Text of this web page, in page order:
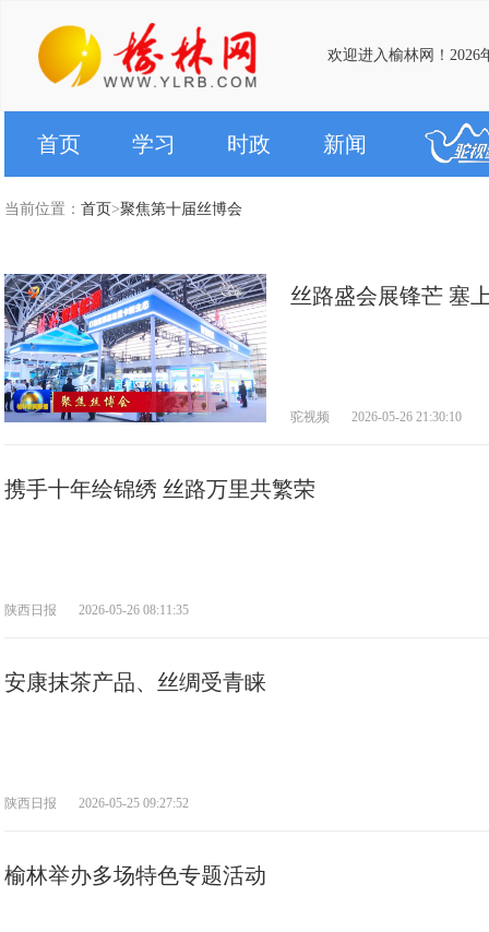
欢迎进入榆林网！2026
首页 学习 时政 新闻
当前位置： 首页>聚焦第十届丝博会
丝路盛会展锋芒 塞
驼视频 2026-05-26 21:30:10
携手十年绘锦绣 丝路万里共繁荣
陕西日报 2026-05-26 08:11:35
安康抹茶产品、丝绸受青睐
陕西日报 2026-05-25 09:27:52
榆林举办多场特色专题活动